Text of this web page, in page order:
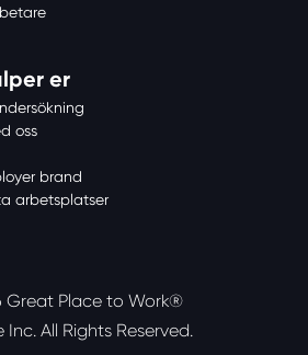
er
oss
brand
arbetsplatser
Great Place to Work®
Inc. All Rights Reserved.